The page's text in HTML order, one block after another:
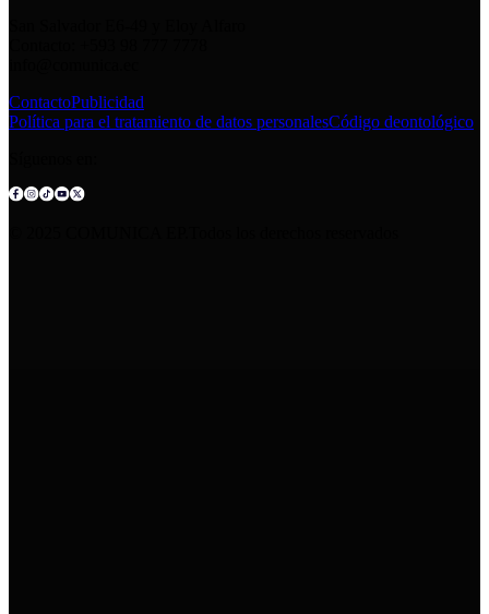
ContactoPublicidad
Política para el tratamiento de datos personalesCódigo deontológico